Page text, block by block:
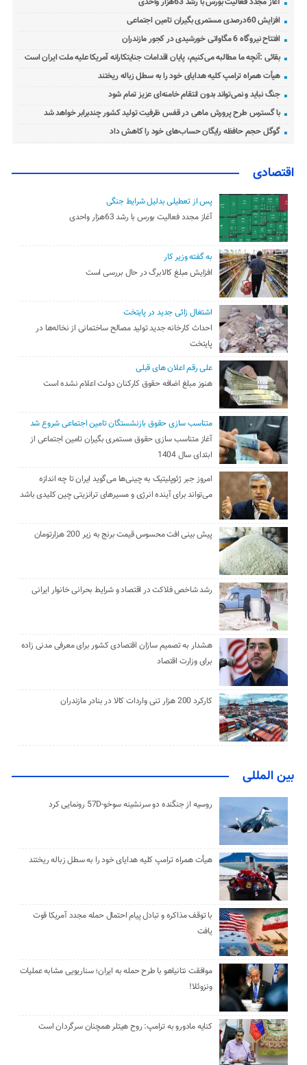
افزایش 60درصدی مستمری بگیران تامین اجتماعی
افتتاح نیروگاه 6 مگاواتی خورشیدی در کجور مازندران
بقائی :آنچه ما مطالبه می‌کنیم، پایان اقدامات جنایتکارانه آمریکا علیه ملت ایران است
هیأت همراه ترامپ کلیه هدایای خود را به سطل زباله ریختند
جنگ نباید و نمی‌تواند بدون انتقام خامنه‌ای عزیز تمام شود
با گسترس طرح پرورش ماهی در قفس ظرفیت تولید کشور چندبرابر خواهد شد
گوگل حجم حافظه رایگان حساب‌های خود را کاهش داد
اقتصادی
پس از تعطیلی بدلیل شرایط جنگی
آغاز مجدد فعالیت بورس با رشد 63هزار واحدی
به گفته وزیر کار
افزایش مبلغ کالابرگ در حال بررسی است
اشتغال زائی جدید در پایتخت
احداث کارخانه جدید تولید مصالح ساختمانی از نخاله‌ها در
پایتخت
علی رقم اعلان های قبلی
هنوز مبلغ اضافه حقوق کارکنان دولت اعلام نشده است
متناسب سازی حقوق بازنشستگان تامین اجتماعی شروع شد
آغاز متناسب سازی حقوق مستمری بگیران تامین اجتماعی از
ابتدای سال 1404
امروز جبر ژئوپلیتیک به چینی‌ها می‌گوید ایران تا چه اندازه
می‌تواند برای آینده انرژی و مسیرهای ترانزیتی چین کلیدی باشد
پیش بینی افت محسوس قیمت برنج به زیر 200 هزارتومان
رشد شاخص فلاکت در اقتصاد و شرایط بحرانی خانوار ایرانی
هشدار به تصمیم سازان اقتصادی کشور برای معرفی مدنی زاده
برای وزارت اقتصاد
کارکرد 200 هزار تنی واردات کالا در بنادر مازندران
بین المللی
روسیه از جنگنده دو سرنشینه سوخو-57D رونمایی کرد
هیأت همراه ترامپ کلیه هدایای خود را به سطل زباله ریختند
با توقف مذاکره و تبادل پیام احتمال حمله مجدد آمریکا قوت
یافت
موافقت نتانیاهو با طرح حمله به ایران؛ سناریویی مشابه عملیات
ونزوئلا!
کنایه مادورو به ترامپ: روح هیتلر همچنان سرگردان است